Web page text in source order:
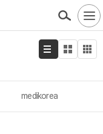
medikorea